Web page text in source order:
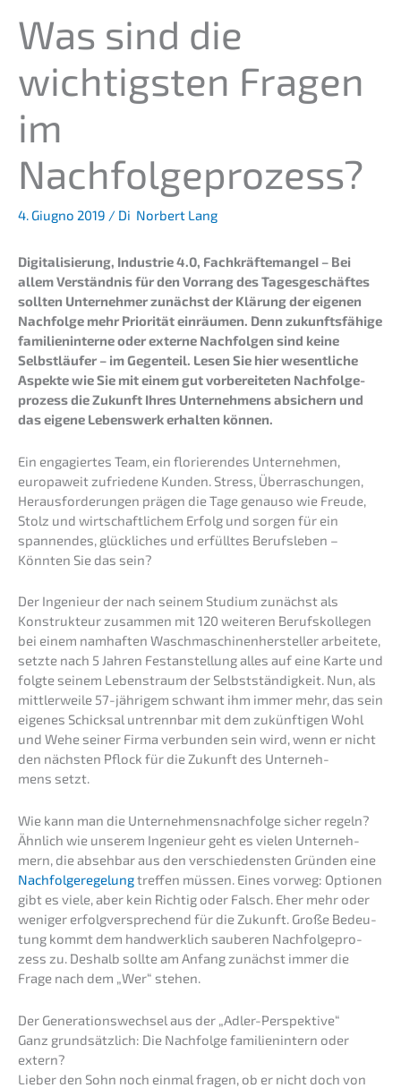
Was sind die
wichtigs­ten Fragen
im
Nachfolgeprozess?
4. Giugno 2019 / Di Norbert Lang
Digita­li­sie­rung, Indus­trie 4.0, Fachkräf­te­man­geI – Bei
allem Verständ­nis für den Vorrang des Tages­ge­schäf­tes
sollten Unter­neh­mer zunächst der Klärung der eigenen
Nachfol­ge mehr Priori­tät einräu­men. Denn zukunfts­fä­hi­ge
famili­en­in­ter­ne oder exter­ne Nachfol­gen sind keine
Selbst­läu­fer – im Gegen­teil. Lesen Sie hier wesent­li­che
Aspek­te wie Sie mit einem gut vorbe­rei­te­ten Nachfol­ge­
pro­zess die Zukunft Ihres Unter­neh­mens absichern und
das eigene Lebens­werk erhal­ten können.
Ein engagier­tes Team, ein florie­ren­des Unter­neh­men,
europa­weit zufrie­de­ne Kunden. Stress, Überra­schun­gen,
Heraus­for­de­run­gen prägen die Tage genau­so wie Freude,
Stolz und wirtschaft­li­chem Erfolg und sorgen für ein
spannen­des, glück­li­ches und erfüll­tes Berufs­le­ben –
Könnten Sie das sein?
Der Ingenieur der nach seinem Studi­um zunächst als
Konstruk­teur zusam­men mit 120 weite­ren Berufs­kol­le­gen
bei einem namhaf­ten Wasch­ma­schi­nen­her­stel­ler arbei­te­te,
setzte nach 5 Jahren Festan­stel­lung alles auf eine Karte und
folgte seinem Lebens­traum der Selbst­stän­dig­keit. Nun, als
mittler­wei­le 57-jähri­gem schwant ihm immer mehr, das sein
eigenes Schick­sal untrenn­bar mit dem zukünf­ti­gen Wohl
und Wehe seiner Firma verbun­den sein wird, wenn er nicht
den nächs­ten Pflock für die Zukunft des Unter­neh­
mens setzt.
Wie kann man die Unternehmens­nachfolge sicher regeln?
Ähnlich wie unserem Ingenieur geht es vielen Unter­neh­
mern, die abseh­bar aus den verschie­dens­ten Gründen eine
Nachfol­ge­re­ge­lungtreffen müssen. Eines vorweg: Optio­nen
gibt es viele, aber kein Richtig oder Falsch. Eher mehr oder
weniger erfolg­ver­spre­chend für die Zukunft. Große Bedeu­
tung kommt dem handwerk­lich saube­ren Nachfol­ge­pro­
zess zu. Deshalb sollte am Anfang zunächst immer die
Frage nach dem „Wer“ stehen.
Der Generations­wechsel aus der „Adler-Perspek­ti­ve“
Ganz grund­sätz­lich: Die Nachfol­ge famili­en­in­tern oder
extern?
Lieber den Sohn noch einmal fragen, ob er nicht doch von